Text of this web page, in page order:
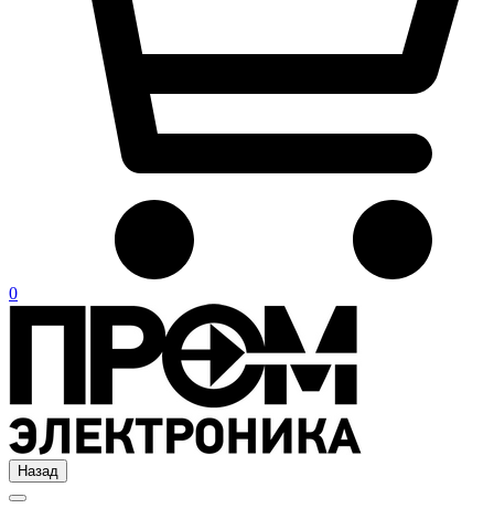
0
Назад